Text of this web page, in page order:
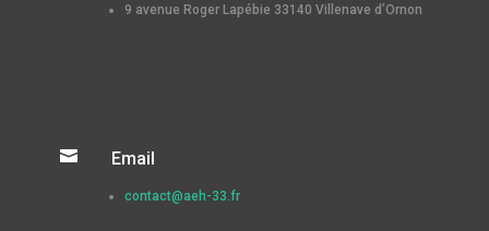
9 avenue Roger Lapébie 33140 Villenave d’Ornon
 Email
contact@aeh-33.fr